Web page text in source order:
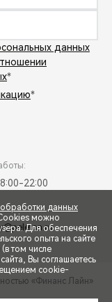
данных
*
*
22:00
«Финанс Лайн»
обработки данных
можно
Для обеспечения
опыта на сайте
(в том числе
Вы соглашаетесь
cookie-